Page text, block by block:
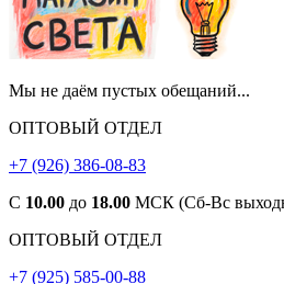
Мы не даём пустых обещаний...
ОПТОВЫЙ ОТДЕЛ
+7 (926) 386-08-83
С 10.00 до 18.00 МСК (Сб-Вс
ОПТОВЫЙ ОТДЕЛ
+7 (925) 585-00-88